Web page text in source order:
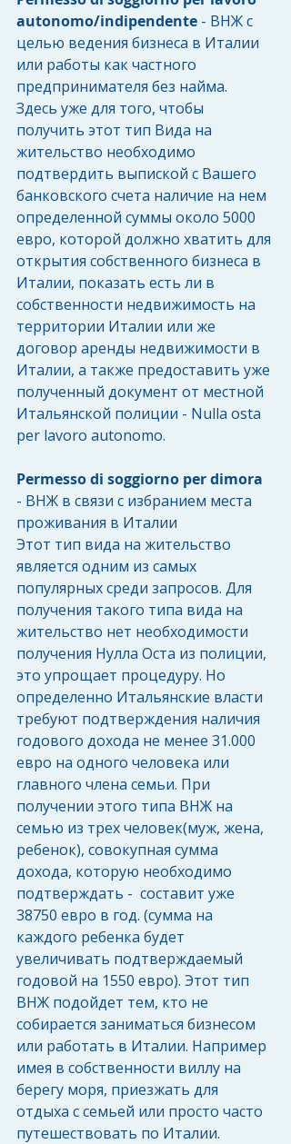
autonomo/indipendente - ВНЖ с
целью ведения бизнеса в Италии
или работы как частного
предпринимателя без найма.
Здесь уже для того, чтобы
получить этот тип Вида на
жительство необходимо
подтвердить выпиской с Вашего
банковского счета наличие на нем
определенной суммы около 5000
евро, которой должно хватить для
открытия собственного бизнеса в
Италии, показать есть ли в
собственности недвижимость на
территории Италии или же
договор аренды недвижимости в
Италии, а также предоставить уже
полученный документ от местной
Итальянской полиции - Nulla osta
per lavoro autonomo.
Permesso di soggiorno per dimora
- ВНЖ в связи с избранием места
проживания в Италии
Этот тип вида на жительство
является одним из самых
популярных среди запросов. Для
получения такого типа вида на
жительство нет необходимости
получения Нулла Оста из полиции,
это упрощает процедуру. Но
определенно Итальянские власти
требуют подтверждения наличия
годового дохода не менее 31.000
евро на одного человека или
главного члена семьи. При
получении этого типа ВНЖ на
семью из трех человек(муж, жена,
ребенок), совокупная сумма
дохода, которую необходимо
подтверждать -  составит уже
38750 евро в год. (сумма на
каждого ребенка будет
увеличивать подтверждаемый
годовой на 1550 евро). Этот тип
ВНЖ подойдет тем, кто не
собирается заниматься бизнесом
или работать в Италии. Например
имея в собственности виллу на
берегу моря, приезжать для
отдыха с семьей или просто часто
путешествовать по Италии.